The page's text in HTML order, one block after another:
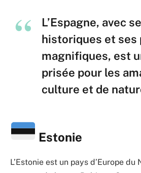
L’Espagne, avec
historiques et ses
magnifiques, est
prisée pour les
culture et de
Estonie
L’Estonie est un pays d’Europe du